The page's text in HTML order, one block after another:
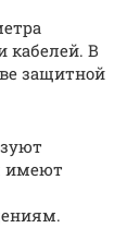
кабелей. В
защитной
имеют